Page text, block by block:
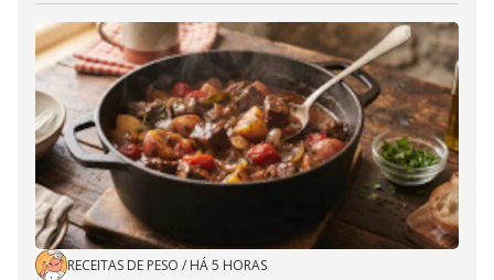
RECEITAS DE PESO / HÁ 5 HORAS